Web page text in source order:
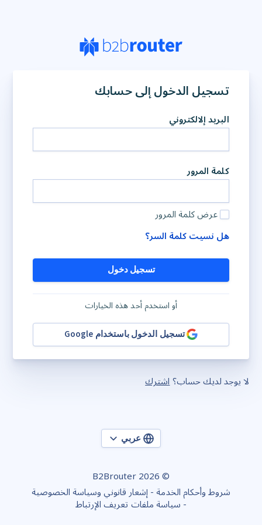
تسجيل الدخول إلى حسابك
البريد إلالكتروني
كلمة المرور
عرض كلمة المرور
هل نسيت كلمة السر؟
تسجيل دخول
أو استخدم أحد هذه الخيارات
تسجيل الدخول باستخدام Google
لا يوجد لديك حساب؟اشترك
عربي
© 2026 B2Brouter
شروط وأحكام الخدمة إشعار قانوني وسياسة الخصوصية
سياسة ملفات تعريف الإرتباط